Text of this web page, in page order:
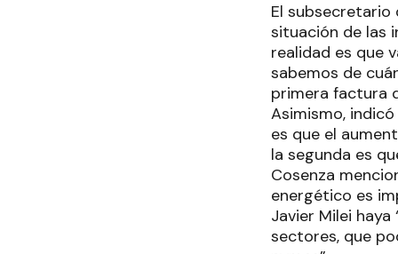
El subsecretario
situación de las
realidad es que
sabemos de
primera factura
Asimismo,
es que el
la segunda es
Cosenza
energético es
Javier Milei
sectores, que